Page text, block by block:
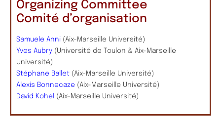
Organizing Committee
Comité d’organisation
Samuele Anni (Aix-Marseille Université)
Yves Aubry (Université de Toulon & Aix-Marseille
Université)
Stéphane Ballet (Aix-Marseille Université)
Alexis Bonnecaze (Aix-Marseille Université)
David Kohel
(Aix–Marseille Université)